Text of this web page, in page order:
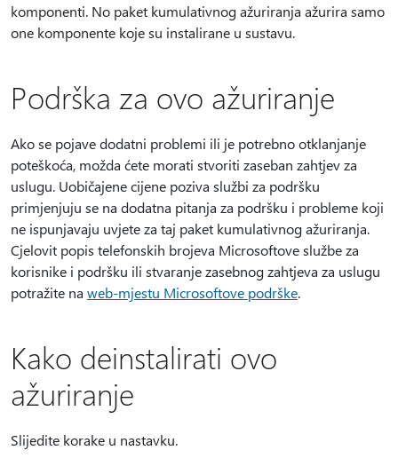
komponenti. No paket kumulativnog ažuriranja ažurira samo
one komponente koje su instalirane u sustavu.
Podrška za ovo ažuriranje
Ako se pojave dodatni problemi ili je potrebno otklanjanje
poteškoća, možda ćete morati stvoriti zaseban zahtjev za
uslugu. Uobičajene cijene poziva službi za podršku
primjenjuju se na dodatna pitanja za podršku i probleme koji
ne ispunjavaju uvjete za taj paket kumulativnog ažuriranja.
Cjelovit popis telefonskih brojeva Microsoftove službe za
korisnike i podršku ili stvaranje zasebnog zahtjeva za uslugu
potražite na web-mjestu Microsoftove podrške.
Kako deinstalirati ovo
ažuriranje
Slijedite korake u nastavku.